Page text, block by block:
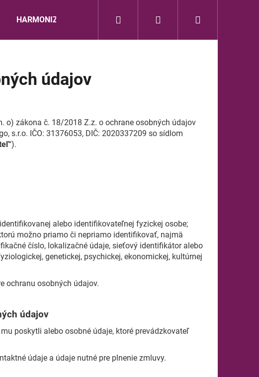
HARMONIZÁCIA ZVUK DUŠE BEWIT
Prihlásenie
údajov
o) zákona č. 18/2018 Z.z. o ochrane osobných údajov
s.r.o. IČO: 31376053, DIČ: 2020337209 so sídlom
“).
alebo identifikovateľnej fyzickej osobe;
možno priamo či nepriamo identifikovať, najmä
číslo, lokalizačné údaje, sieťový identifikátor alebo
genetickej, psychickej, ekonomickej, kultúrnej
ochranu osobných údajov.
údajov
poskytli alebo osobné údaje, ktoré prevádzkovateľ
údaje a údaje nutné pre plnenie zmluvy.